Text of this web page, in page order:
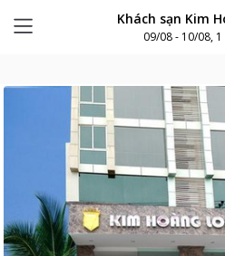
Khách sạn Kim
09/08 - 10/08, 1